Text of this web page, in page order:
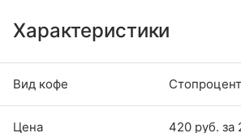
Характеристики
Вид кофе
Цена 420 руб. за